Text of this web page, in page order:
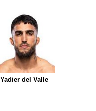
Yadier del Valle